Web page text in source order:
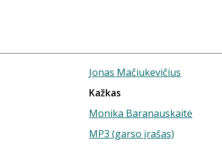
Jonas Mačiukevičius
Kažkas
Monika Baranauskaitė
MP3 (garso įrašas)